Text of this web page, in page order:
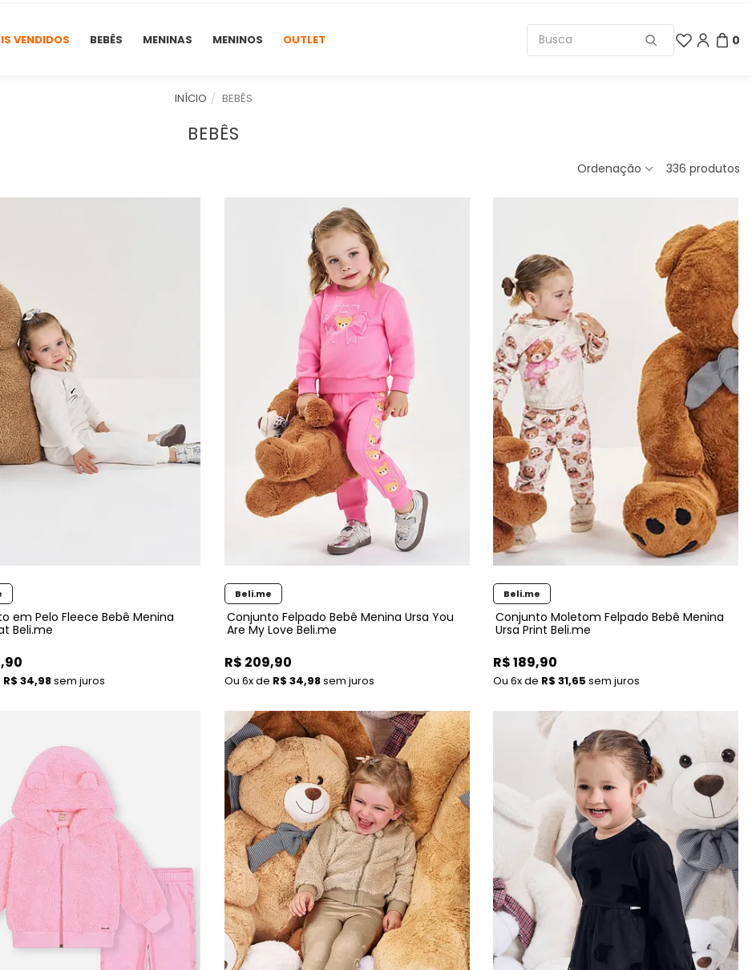
VENDIDOS BEBÊS MENINAS MENINOS OUTLET 0
INÍCIO BEBÊS
BEBÊS
Ordenação 336 produtos
em Pelo Fleece Bebê Menina
Beli.me
R$ 34,98sem juros
Conjunto Felpado Bebê Menina Ursa You
Are My Love Beli.me
Beli.me
R$ 209,90
6xde R$ 34,98sem juros
Conjunto Moletom Felpado Bebê Menina
Ursa Print Beli.me
Beli.me
R$ 189,90
6xde R$ 31,65 sem juros